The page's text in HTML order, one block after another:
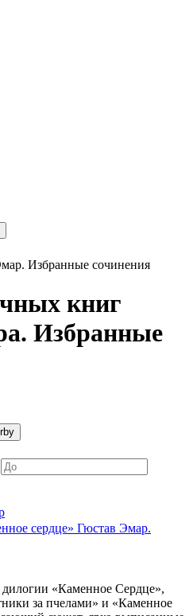
Избранные сочинения
книг
Избранные
сердце» Гюстав Эмар.
«Каменное Сердце»,
за пчелами» и «Каменное